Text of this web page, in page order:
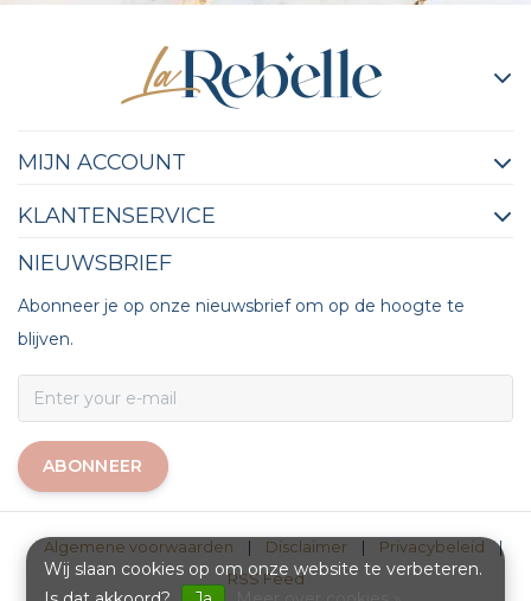
MIJN ACCOUNT
KLANTENSERVICE
NIEUWSBRIEF
Abonneer je op onze nieuwsbrief om op de hoogte te
blijven.
ABONNEER
Algemene voorwaarden | Disclaimer | Privacybeleid
|
RSS Feed
Wij slaan cookies op om onze website te verbeteren.